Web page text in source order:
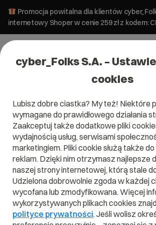
Promocja powitalna dla klientów
internetowy Shoper w cenie 259 zł z kodem:
Czym jest IaaS?
Przeczytaj czym jestIaaSw naszym
Pomoże Ci to lepiej zrozumieć, czym
cyber_Folks S.A. –
cookies
Lubisz dobre ciastka? My też! Niektóre
wymagane do prawidłowego działania
Zaakceptuj także dodatkowe pliki
wydajnością usług, serwisami
marketingiem. Pliki cookie służą także
reklam. Dzięki nim otrzymasz najlepsze
naszej strony internetowej, którą stale
Udzielona dobrowolnie zgoda w każdej
wycofana lub zmodyfikowana. Więcej
wykorzystywanych plikach cookies
polityce prywatności. Jeśli wolisz